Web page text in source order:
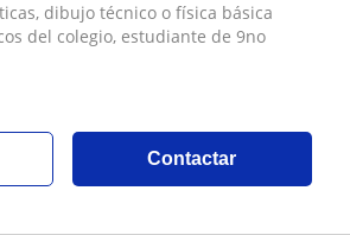
de 6to semestre de la EPN
dibujo técnico o física básica
del colegio, estudiante de 9no
Contactar